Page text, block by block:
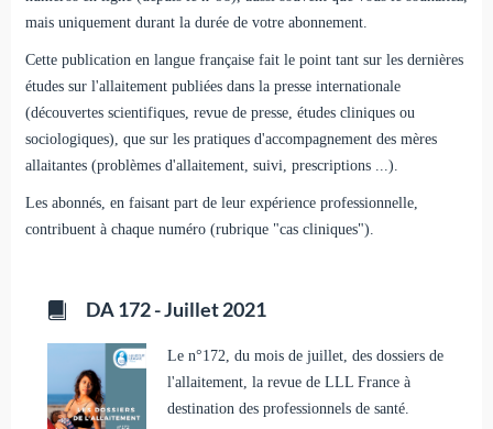
mais uniquement durant la durée de votre abonnement.
Cette publication en langue française fait le point tant sur les dernières
études sur l'allaitement publiées dans la presse internationale
(découvertes scientifiques, revue de presse, études cliniques ou
sociologiques), que sur les pratiques d'accompagnement des mères
allaitantes (problèmes d'allaitement, suivi, prescriptions ...).
Les abonnés, en faisant part de leur expérience professionnelle,
contribuent à chaque numéro (rubrique "cas cliniques").
DA 172 - Juillet 2021
Le n°172, du mois de juillet, des dossiers de
l'allaitement, la revue de LLL France à
destination des professionnels de santé.